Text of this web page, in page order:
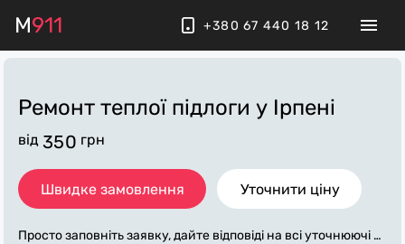
M911 +380 67 440 18 12
Ремонт теплої підлоги у Ірпені
від 350 грн
Швидке замовлення Уточнити ціну
Просто заповніть заявку, дайте відповіді на всі уточнюючі за